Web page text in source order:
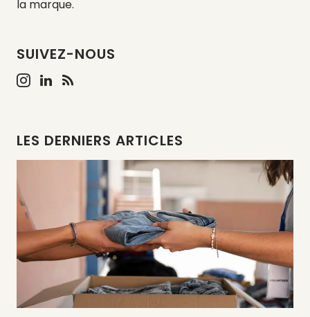
la marque.
SUIVEZ-NOUS
LES DERNIERS ARTICLES